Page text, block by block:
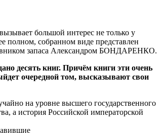
большой интерес не только у
полном, собранном виде представлен
запаса Александром БОНДАРЕНКО.
десять книг. Причём книги эти очень
очередной том, высказывают свои
на уровне высшего государственного
а история Российской императорской